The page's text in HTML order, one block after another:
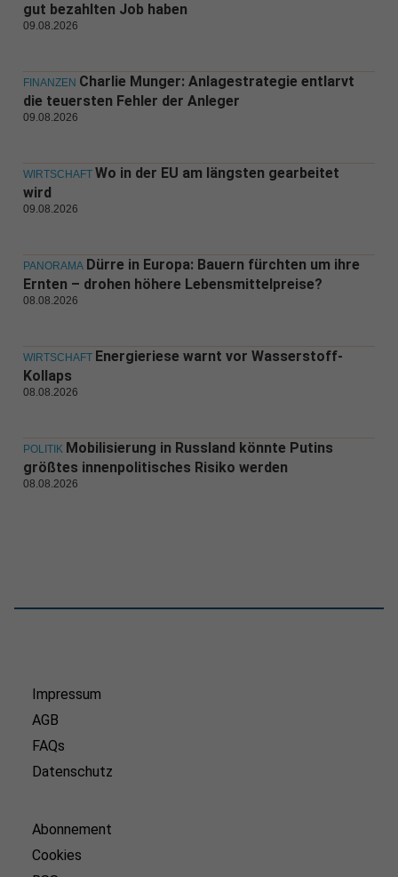
gut bezahlten Job haben
09.08.2026
FINANZEN Charlie Munger: Anlagestrategie entlarvt
die teuersten Fehler der Anleger
09.08.2026
WIRTSCHAFT Wo in der EU am längsten gearbeitet
wird
09.08.2026
PANORAMA Dürre in Europa: Bauern fürchten um ihre
Ernten – drohen höhere Lebensmittelpreise?
08.08.2026
WIRTSCHAFT Energieriese warnt vor Wasserstoff-
Kollaps
08.08.2026
POLITIK Mobilisierung in Russland könnte Putins
größtes innenpolitisches Risiko werden
08.08.2026
Impressum
AGB
FAQs
Datenschutz
Abonnement
Cookies